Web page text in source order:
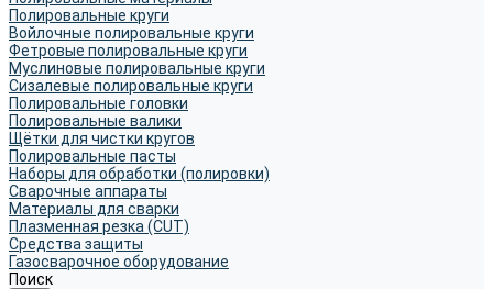
Полировальные круги
Войлочные полировальные круги
Фетровые полировальные круги
Муслиновые полировальные круги
Cизалевые полировальные круги
Полировальные головки
Полировальные валики
Щётки для чистки кругов
Полировальные пасты
Наборы для обработки (полировки)
Сварочные аппараты
Материалы для сварки
Плазменная резка (CUT)
Средства защиты
Газосварочное оборудование
Поиск